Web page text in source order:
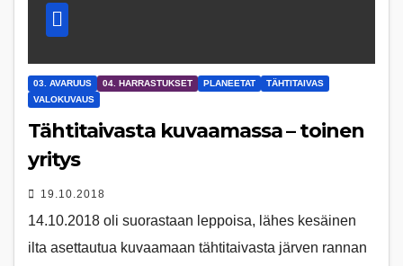
03. AVARUUS 04. HARRASTUKSET PLANEETAT
TÄHTITAIVAS
VALOKUVAUS
Tähtitaivasta kuvaamassa – toinen
yritys
19.10.2018
14.10.2018 oli suorastaan leppoisa, lähes kesäinen
ilta asettautua kuvaamaan tähtitaivasta järven rannan